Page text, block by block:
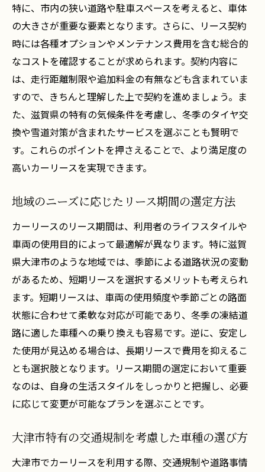
特に、市内の狭い道路や駐車スペースを考えると、車体
の大きさが重要な要素となります。さらに、リース契約
時には各種オプションやメンテナンス費用を含む総合的
なコストを確認することが求められます。契約内容に
は、走行距離制限や追加料金の有無なども含まれていま
すので、きちんと理解した上で契約を進めましょう。ま
た、滋賀県の特有の気候条件を考慮し、冬季のタイヤ交
換や雪道対策が含まれたサービスを選ぶことも賢明で
す。これらのポイントを押さえることで、より満足度の
高いカーリースを実現できます。
地域のニーズに応じたリース期間の選定方法
カーリースのリース期間は、利用者のライフスタイルや
車両の使用目的によって最適解が異なります。特に滋賀
県大津市のような地域では、季節による道路状況の変動
があるため、短期リースを選択するメリットも考えられ
ます。短期リースは、車両の使用頻度や季節ごとの路面
状態に合わせて柔軟な対応が可能であり、冬季の凍結道
路に適した車種への乗り換えも容易です。逆に、安定し
た使用が見込める場合は、長期リースで費用を抑えるこ
とも選択肢となります。リース期間の選定において重要
なのは、自身の生活スタイルをしっかりと把握し、必要
に応じて変更が可能なプランを選ぶことです。
大津市特有の交通規制を考慮した車種の選び方
大津市でカーリースを利用する際、交通規制や道路事情